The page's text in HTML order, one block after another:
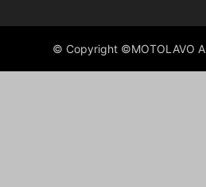
© Copyright ©MOTOLAVO